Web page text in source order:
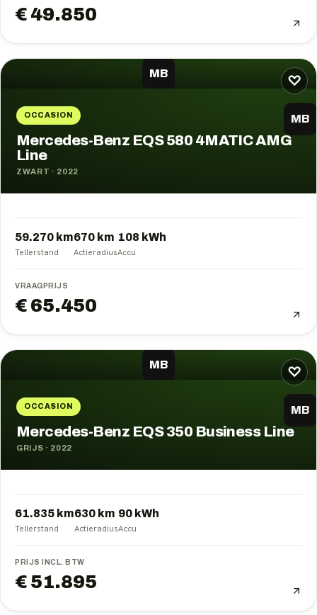
€ 49.850
♡
MB
OCCASION MB
Mercedes-Benz EQS 580 4MATIC AMG
Line
ZWART · 2022
59.270 km
Tellerstand
670 km
Actieradius
108 kWh
Accu
VRAAGPRIJS
€ 65.450
♡
MB
OCCASION MB
Mercedes-Benz EQS 350 Business Line
GRIJS · 2022
61.835 km
Tellerstand
630 km
Actieradius
90 kWh
Accu
PRIJS INCL. BTW
€ 51.895